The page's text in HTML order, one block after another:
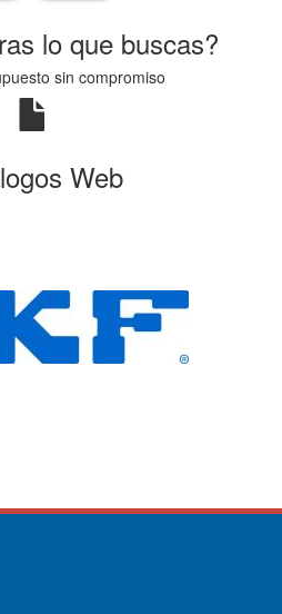
lo que buscas?
sin compromiso
Web